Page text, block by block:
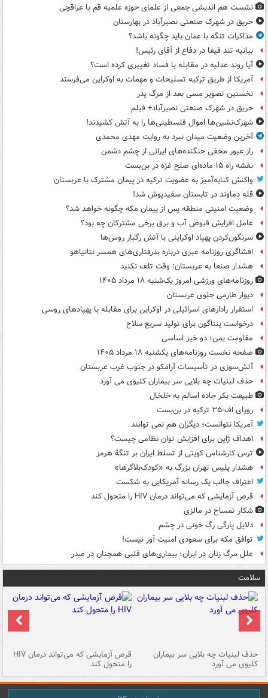
نشست هم اندیشی جمعی از علمای حوزه علمیه قم با عراقچی
حریق در شهرک صنعتی نصیرآباد در بهارستان
مذاکرات تنگه با عمان باید چگونه باشد؟
بیانیه تند فیفا در دفاع از آقای رئیس!
آیا روند عدلیه در مقابله با فساد تغییری کرده است؟
آمریکا از طریق ترکیه تسلیحات و مهمات به اوکراین می‌فرستد
نخستین تصویر مسی بعد از مرگ پدر
حریق در شهرک صنعتی نصیرآباد+ فیلم
شهرک‌نشین‌ها اموال فلسطینی‌ها را به آتش کشیدند!
آخرین وضعیت میدان نبرد به روایت مهدی محمدی
راز عبور مخفی جنگنده‌های ایرانی از چشم دشمن
نقشه راه ۱۵ ماده‌ای صلح غزه در بن‌بست
واکنش کنایه‌آمیز به عضویت ترکیه در پیمان مشترک با عربستان
قله دماوند در تابستان سفیدپوش شد!
وضعیت امنیتی منطقه پس از پیمان مکه چگونه خواهد شد؟
عامل افزایش قبوض آب و برق برخی مشترکان چه بود؟
سرنگون‌کردن پهپاد اوکراینی با آتش رگبار روس‌ها
افشاگری روزنامه عبری درباره بدرفتاری‌های همسر نتانیاهو
هشدار صنعا به عربستان: وقت تلف نکنید
روزنامه‌های ورزشی امروز یک‌شنبه ۱۸ مرداد ۱۴۰۵
دیوار طارمی جلوی عربستان
استقرار رادارهای اسرائیلی در اوکراین برای مقابله با پهپادهای روسی
درخواست پنتاگون برای تولید سریع سلاح
مقاومت یمن؛ دو خیز اساسی
صفحه نخست روزنامه‌های یکشنبه ۱۸ مرداد ۱۴۰۵
آتش‌سوزی در تأسیسات آرامکو در جنوب غرب عربستان
حذف لبنیات چه بلایی سر بیماران کلیوی می آورد
طبیعت بکر جاده اسالم به خلخال
رویای اف-۳۵ ترکیه در بن‌بست
آمریکا نتوانست؛ دیگران هم نمی توانند
اهداف ژاپن برای افزایش توان نظامی چیست؟
ترس کارشناس کویتی از تسلط ایران بر تنگۀ هرمز
هشدار پلیس تهران بزرگ به «کودک‌بلاگرها»
اعتراف جالب یک رسانه آمریکایی به شکست
قرص آزمایشی که می‌تواند درمان HIV را متحول کند
شکار تمساح در مالزی
دلایل پارگی رگ خونی در چشم
توافق مکه برای سعودی امنیت آور نیست!
علل مرگ زنان در ایران؛ بیماری‌های قلبی همچنان در صدر
سلامت
حذف لبنیات چه بلایی سر بیماران
کلیوی می آورد
قرص آزمایشی که می‌تواند درمان HIV
را متحول کند